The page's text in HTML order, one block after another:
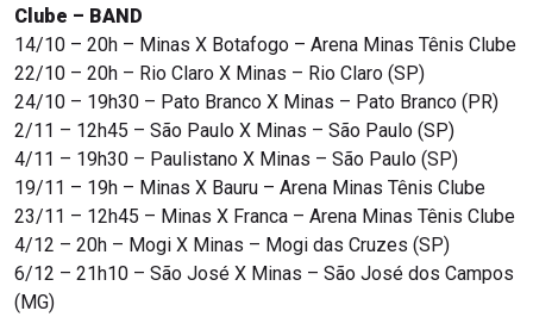
Clube – BAND
14/10 – 20h – Minas X Botafogo – Arena Minas Tênis Clube
22/10 – 20h – Rio Claro X Minas – Rio Claro (SP)
24/10 – 19h30 – Pato Branco X Minas – Pato Branco (PR)
2/11 – 12h45 – São Paulo X Minas – São Paulo (SP)
4/11 – 19h30 – Paulistano X Minas – São Paulo (SP)
19/11 – 19h – Minas X Bauru – Arena Minas Tênis Clube
23/11 – 12h45 – Minas X Franca – Arena Minas Tênis Clube
4/12 – 20h – Mogi X Minas – Mogi das Cruzes (SP)
6/12 – 21h10 – São José X Minas – São José dos Campos
(MG)